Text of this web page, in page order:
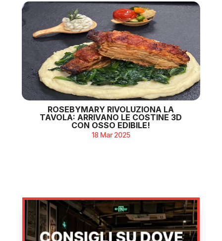
ROSEBYMARY RIVOLUZIONA LA
TAVOLA: ARRIVANO LE COSTINE 3D
CON OSSO EDIBILE!
18 Mar 2025